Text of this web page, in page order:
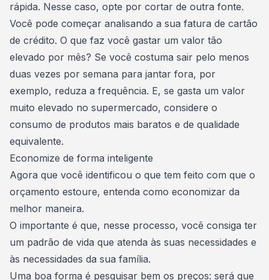
rápida. Nesse caso, opte por cortar de outra fonte.
Você pode começar analisando a sua fatura de cartão
de crédito. O que faz você gastar um valor tão
elevado por mês? Se você costuma sair pelo menos
duas vezes por semana para jantar fora, por
exemplo, reduza a frequência. E, se gasta um valor
muito elevado no supermercado, considere o
consumo de produtos mais baratos e de qualidade
equivalente.
Economize de forma inteligente
Agora que você identificou o que tem feito com que o
orçamento estoure, entenda como economizar da
melhor maneira.
O importante é que, nesse processo, você consiga ter
um padrão de vida que atenda às suas necessidades e
às necessidades da sua família.
Uma boa forma é pesquisar bem os preços: será que